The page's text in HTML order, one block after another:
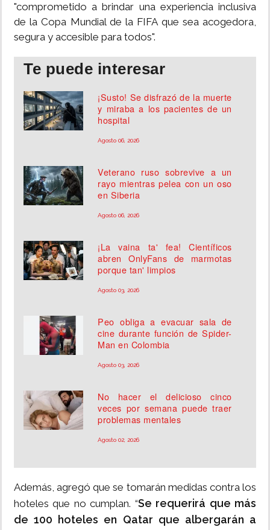
"comprometido a brindar una experiencia inclusiva
de la Copa Mundial de la FIFA que sea acogedora,
segura y accesible para todos".
Te puede interesar
¡Susto! Se disfrazó de la muerte
y miraba a los pacientes de un
hospital
Agosto 06, 2026
Veterano ruso sobrevive a un
rayo mientras pelea con un oso
en Siberia
Agosto 06, 2026
¡La vaina ta' fea! Científicos
abren OnlyFans de marmotas
porque tan' limpios
Agosto 03, 2026
Peo obliga a evacuar sala de
cine durante función de Spider-
Man en Colombia
Agosto 03, 2026
No hacer el delicioso cinco
veces por semana puede traer
problemas mentales
Agosto 02, 2026
Además, agregó que se tomarán medidas contra los
hoteles que no cumplan. “Se requerirá que más
de 100 hoteles en Qatar que albergarán a